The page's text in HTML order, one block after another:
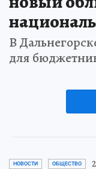
В
для
НОВОСТИ ОБЩЕСТВО